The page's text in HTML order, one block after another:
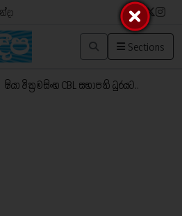
Sections
ෂියා වික්‍රමසිංහ CBL සභාපති ධුරයට..